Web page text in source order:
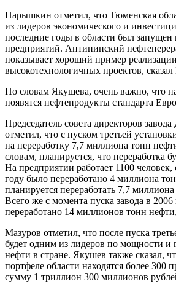
Нарышкин отметил, что Тюменская
из лидеров экономического и
последние годы в области был
предприятий. Антипинский
показывает хороший пример реализации
высокотехнологичных проектов,
По словам Якушева, очень важно, что
появятся нефтепродукты стандарта
Председатель совета директоров
отметил, что с пуском третьей
на переработку 7,7 миллиона тонн
словам, планируется, что переработка
На предприятии работает 1100
году было переработано 4 миллиона
планируется переработать 7,7
Всего же с момента пуска завода в
переработано 14 миллионов тонн
Мазуров отметил, что после пуска
будет одним из лидеров по мощности и
нефти в стране. Якушев также сказал,
портфеле области находятся более 300
сумму 1 триллион 300 миллионов